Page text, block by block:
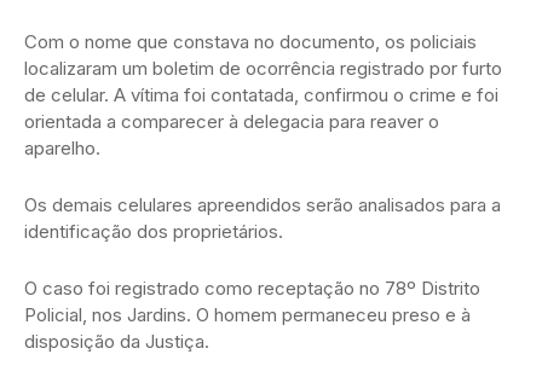
Com o nome que constava no documento, os policiais
localizaram um boletim de ocorrência registrado por furto
de celular. A vítima foi contatada, confirmou o crime e foi
orientada a comparecer à delegacia para reaver o
aparelho.
Os demais celulares apreendidos serão analisados para a
identificação dos proprietários.
O caso foi registrado como receptação no 78º Distrito
Policial, nos Jardins. O homem permaneceu preso e à
disposição da Justiça.